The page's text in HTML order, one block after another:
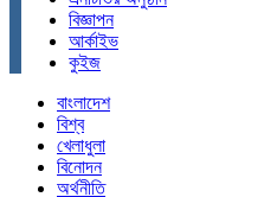
বিজ্ঞাপন
আর্কাইভ
কুইজ
বাংলাদেশ
বিশ্ব
খেলাধুলা
বিনোদন
অর্থনীতি